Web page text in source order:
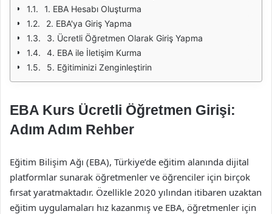
1. EBA Hesabı Oluşturma
2. EBA'ya Giriş Yapma
3. Ücretli Öğretmen Olarak Giriş Yapma
4. EBA ile İletişim Kurma
5. Eğitiminizi Zenginleştirin
EBA Kurs Ücretli Öğretmen Girişi:
Adım Adım Rehber
Eğitim Bilişim Ağı (EBA), Türkiye’de eğitim alanında dijital
platformlar sunarak öğretmenler ve öğrenciler için birçok
fırsat yaratmaktadır. Özellikle 2020 yılından itibaren uzaktan
eğitim uygulamaları hız kazanmış ve EBA, öğretmenler için